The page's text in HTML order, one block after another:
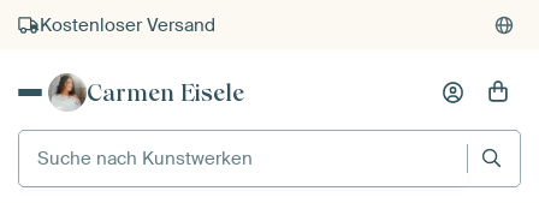
Kostenloser Versand
Kauf auf Rechnung
Carmen Eisele
Suche nach Kunstwerken